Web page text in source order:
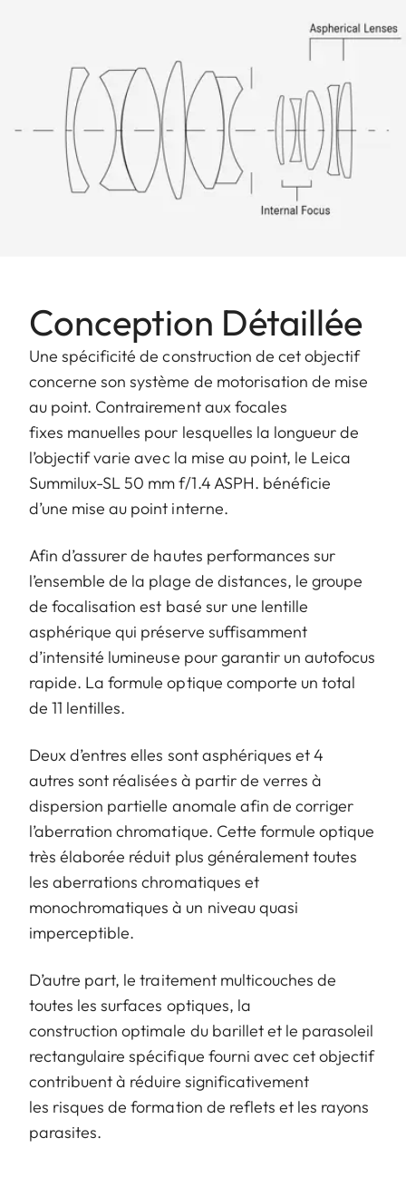
Conception Détaillée
Une spécificité de construction de cet objectif
concerne son système de motorisation de mise
au point. Contrairement aux focales
fixes manuelles pour lesquelles la longueur de
l’objectif varie avec la mise au point, le Leica
Summilux-SL 50 mm f/1.4 ASPH. bénéficie
d’une mise au point interne.
Afin d’assurer de hautes performances sur
l’ensemble de la plage de distances, le groupe
de focalisation est basé sur une lentille
asphérique qui préserve suffisamment
d’intensité lumineuse pour garantir un autofocus
rapide. La formule optique comporte un total
de 11 lentilles.
Deux d’entres elles sont asphériques et 4
autres sont réalisées à partir de verres à
dispersion partielle anomale afin de corriger
l’aberration chromatique. Cette formule optique
très élaborée réduit plus généralement toutes
les aberrations chromatiques et
monochromatiques à un niveau quasi
imperceptible.
D’autre part, le traitement multicouches de
toutes les surfaces optiques, la
construction optimale du barillet et le parasoleil
rectangulaire spécifique fourni avec cet objectif
contribuent à réduire significativement
les risques de formation de reflets et les rayons
parasites.